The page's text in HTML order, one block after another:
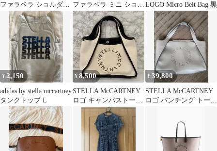
ファラベラ ショルダー
バッグ
ファラベラ ミニ ショル
ダーバッグ 正規品
LOGO Micro Belt Bag 黒
¥ 2,150
adidas by stella mccartney
タンクトップ L
¥8,500
STELLA McCARTNEY
ロゴ キャンバストート
バッグ
¥39,800
STELLA McCARTNEY
ロゴ パンチング トート